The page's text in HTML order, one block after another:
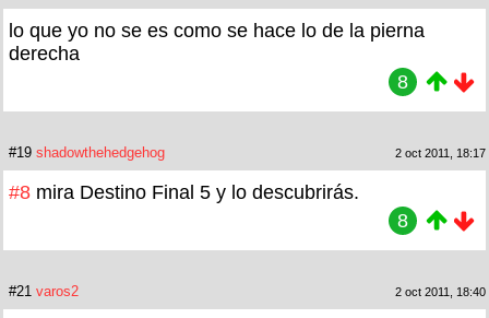
lo que yo no se es como se hace lo de la pierna
derecha
8
#19 shadowthehedgehog 2 oct 2011, 18:17
#8 mira Destino Final 5 y lo descubrirás.
8
#21 varos2 2 oct 2011, 18:40